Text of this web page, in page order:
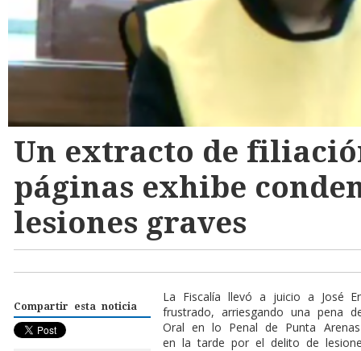
Un extracto de
páginas exhibe
lesiones graves
Compartir esta noticia
La Fiscalía llevó a juicio a José
frustrado, arriesgando una pena
Oral en lo Penal de Punta
en la tarde por el delito de